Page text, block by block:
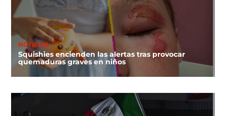
NOTICIAS
Squishies encienden las alertas tras provocar
quemaduras graves en niños